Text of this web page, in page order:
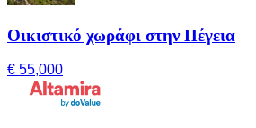
Οικιστικό χωράφι στην Πέγεια
€ 55,000